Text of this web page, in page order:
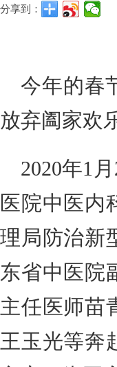
分享到：
今年的春
放弃阖家欢
2020年1
医院中医内
理局防治新
东省中医院
主任医师苗
王玉光等奔